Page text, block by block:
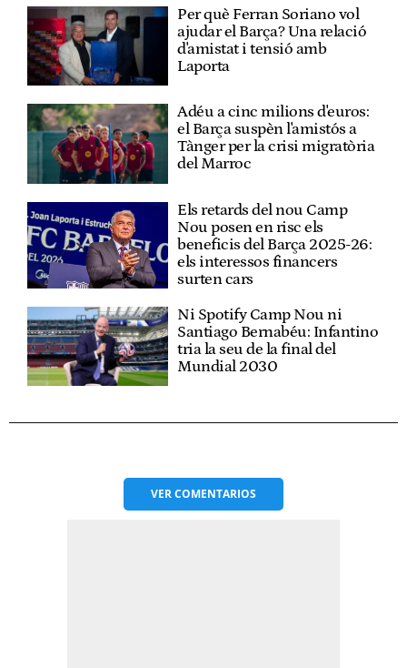
Per què Ferran Soriano vol
ajudar el Barça? Una relació
d'amistat i tensió amb
Laporta
Adéu a cinc milions d'euros:
el Barça suspèn l'amistós a
Tànger per la crisi migratòria
del Marroc
Els retards del nou Camp
Nou posen en risc els
beneficis del Barça 2025-26:
els interessos financers
surten cars
Ni Spotify Camp Nou ni
Santiago Bernabéu: Infantino
tria la seu de la final del
Mundial 2030
VERCOMENTARIOS